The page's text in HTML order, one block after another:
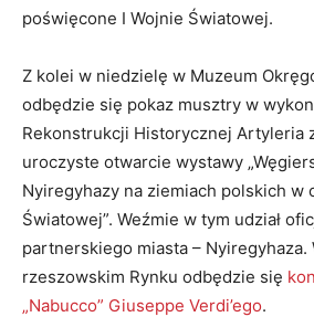
poświęcone I Wojnie Światowej.
Z kolei w niedzielę w Muzeum
odbędzie się pokaz musztry w
Rekonstrukcji Historycznej Artyleria
uroczyste otwarcie wystawy
Nyiregyhazy na ziemiach polskich w
Światowej”. Weźmie w tym udział
partnerskiego miasta – Nyiregyhaza.
rzeszowskim Rynku odbędzie się
„Nabucco” Giuseppe Verdi’ego.